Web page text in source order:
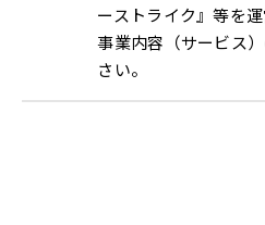
ーストライク』等を運
事業内容（サービス
さい。